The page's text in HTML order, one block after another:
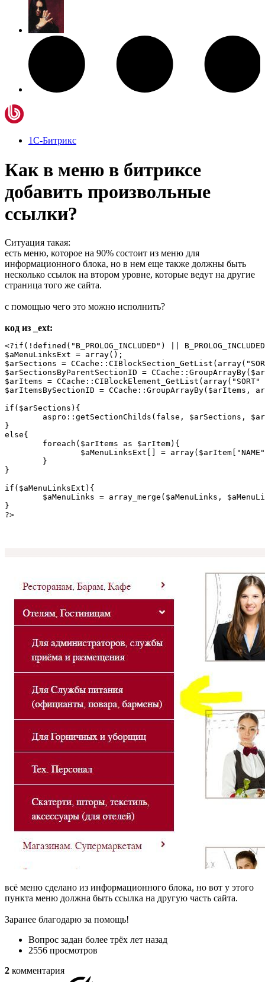
1С-Битрикс
Как в меню в битриксе
добавить произвольные
ссылки?
Ситуация такая:
есть меню, которое на 90% состоит из меню для
информационного блока, но в нем еще также должны быть
несколько ссылок на втором уровне, которые ведут на другие
страница того же сайта.
с помощью чего это можно исполнить?
код из _ext:
<?if(!defined("B_PROLOG_INCLUDED") ||
$aMenuLinksExt = array();
$arSections =
$arSectionsByParentSectionID =
$arItems =
$arItemsBySectionID = CCache::GroupArrayBy($arItems,
if($arSections){
}
else{
}
if($aMenuLinksExt){
}
?>
всё меню сделано из информационного блока, но вот у этого
пункта меню должна быть ссылка на другую часть сайта.
Заранее благодарю за помощь!
Вопрос задан более трёх лет назад
2556 просмотров
2 комментария